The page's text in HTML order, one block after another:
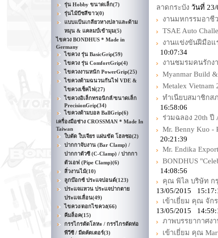
รุ่น Hobby ขนาดเล็ก(7)
รุ่นไม้บีชสีขาว(0)
แบบแป้นเกลียวหางปลาและด้าม
หมุน & แคลมป์เข้ามุม(5)
ไขควง BONDHUS * Made in
Germany
ไขควง รุ่น BasicGrip(59)
ไขควง รุ่น ComfortGrip(4)
ไขควงงานหนัก PowerGrip(25)
ไขควงด้ามฉนวนกันไฟ VDE &
ไขควงเช็คไฟ(27)
ไขควงอิเล็กทรอนิกส์/ขนาดเล็ก
PrecisionGrip(34)
ไขควงด้ามบอล BallGrip(6)
เครื่องมือช่าง CROSSMAN * Made In
Taiwan
ใบตัด ใบเจียร แผ่นขัด โฮลซอ(2)
ปากกาจับงาน (Bar Clamp) /
ปากกาตัวซี (C-Clamp) / ปากกา
ตัวเอฟ (Pipe Clamp)(6)
สิ่วงานไม้(10)
ลูกบ๊อกซ์ ประแจปอนด์(123)
ประแจแหวน ประแจปากตาย
ประแจเลื่อน(49)
ไขควง/ดอกไขควง(66)
คีมล็อค(15)
กรรไกรตัดโลหะ / กรรไกรตัดท่อ
พีวีซี / มีดคัตเตอร์(3)
ลาดกระบัง วันที่
งานมหกรรมอาชี
TSAE Auto
งานแข่งขันฝีมือแ
10:07:34
งานชมรมคนรักง
Myanmar Build
Metalex Vietnam
ทำเนียบสมาชิกส
16:58:06
ร่วมฉลอง 20th ปี
Mr. Benny Kuo -
20:21:39
Mr. Endika
BONDHUS
14:08:56
คุณ พิไล บริษัท กรุ
13/05/2015
เข้าเยี่ยม คุณ จัก
13/05/2015
ภาพบรรยากาศงา
เข้าเยี่ยม คุณ